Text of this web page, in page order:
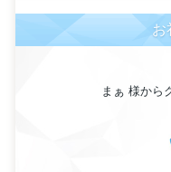
お
まぁ 様から